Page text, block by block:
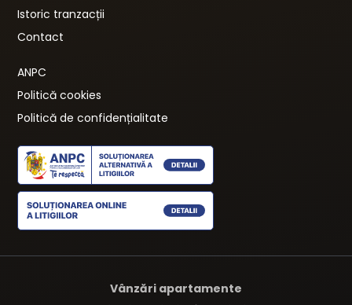
Istoric tranzacții
Contact
ANPC
Politică cookies
Politică de confidențialitate
Vânzări apartamente